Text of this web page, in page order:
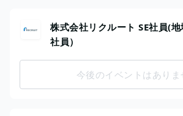
株式会社リクルート SE社員(
社員）
今後のイベントはありま